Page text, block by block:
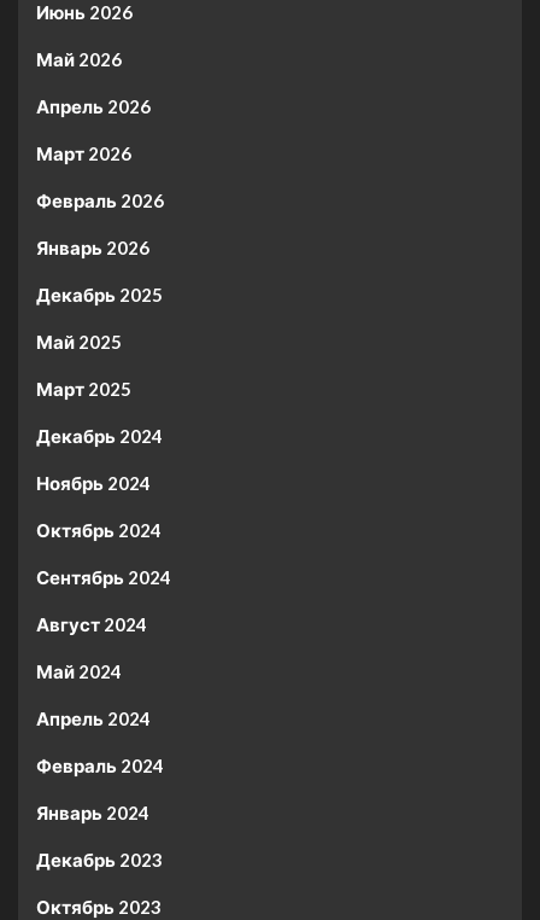
Июнь 2026
Май 2026
Апрель 2026
Март 2026
Февраль 2026
Январь 2026
Декабрь 2025
Май 2025
Март 2025
Декабрь 2024
Ноябрь 2024
Октябрь 2024
Сентябрь 2024
Август 2024
Май 2024
Апрель 2024
Февраль 2024
Январь 2024
Декабрь 2023
Октябрь 2023